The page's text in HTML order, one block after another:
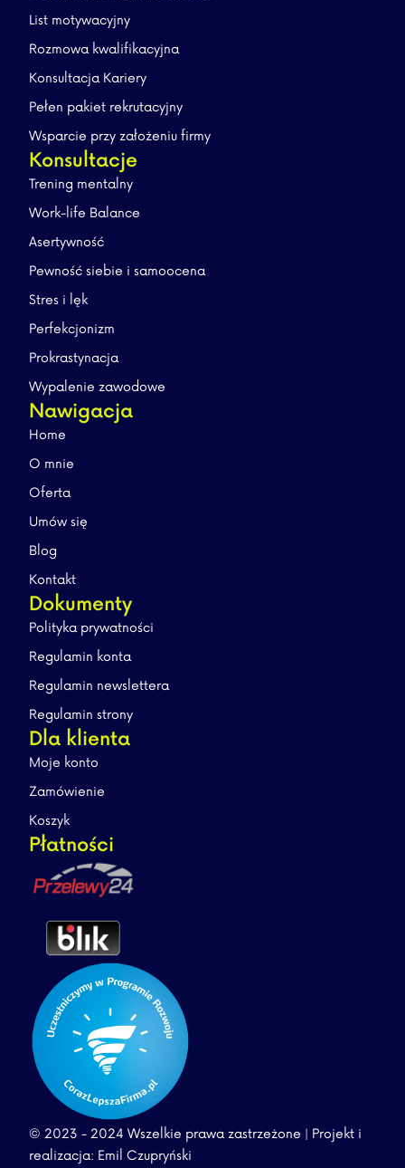
List motywacyjny
Rozmowa kwalifikacyjna
Konsultacja Kariery
Pełen pakiet rekrutacyjny
Wsparcie przy założeniu firmy
Konsultacje
Trening mentalny
Work-life Balance
Asertywność
Pewność siebie i samoocena
Stres i lęk
Perfekcjonizm
Prokrastynacja
Wypalenie zawodowe
Nawigacja
Home
O mnie
Oferta
Umów się
Blog
Kontakt
Dokumenty
Polityka prywatności
Regulamin konta
Regulamin newslettera
Regulamin strony
Dla klienta
Moje konto
Zamówienie
Koszyk
Płatności
© 2023 - 2024 Wszelkie prawa zastrzeżone | Projekt i
realizacja: Emil Czupryński